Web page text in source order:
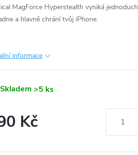
MagForce Hyperstealth vyniká
a hlavně chrání tvůj iPhone.
informace
Skladem >5 ks
Kč